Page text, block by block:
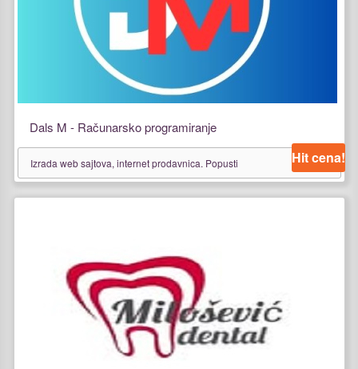
Dals M - Računarsko programiranje
Izrada web sajtova, internet prodavnica. Popusti Hit cena!